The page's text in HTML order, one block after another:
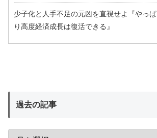
少子化と人手不足の元凶を直視せよ『やっぱ
り高度経済成長は復活できる』
過去の記事